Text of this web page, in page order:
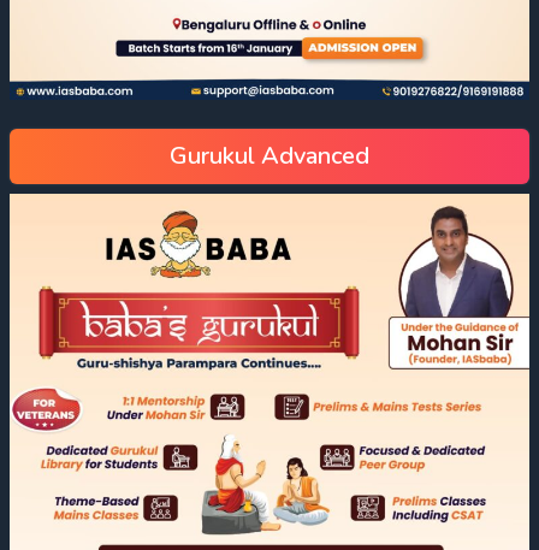
Gurukul Advanced